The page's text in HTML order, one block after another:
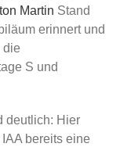
Martin Stand
erinnert und
die
S und
deutlich: Hier
bereits eine